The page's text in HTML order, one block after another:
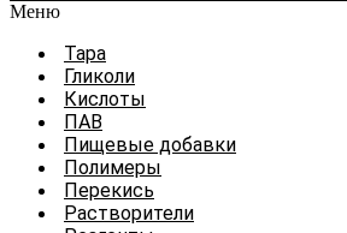
Меню
Тара
Гликоли
Кислоты
ПАВ
Пищевые добавки
Полимеры
Перекись
Растворители